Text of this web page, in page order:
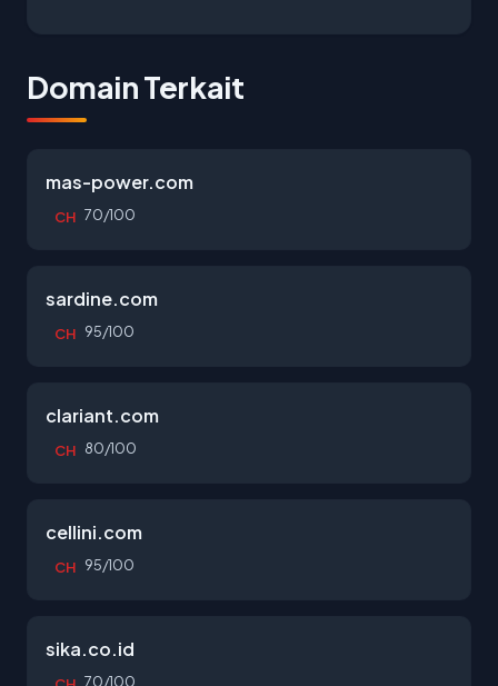
Domain Terkait
mas-power.com
CH 70/100
sardine.com
CH 95/100
clariant.com
CH 80/100
cellini.com
CH 95/100
sika.co.id
70/100